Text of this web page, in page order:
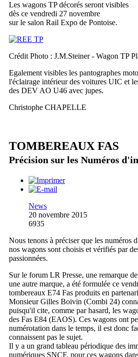
Les wagons TP décorés seront visibles
dès ce vendredi 27 novembre
sur le salon Rail Expo de Pontoise.
Crédit Photo : J.M.Steiner - Wagon TP
Egalement visibles les pantographes
l'éclairage intérieur des voitures UIC et
des DEV AO U46 avec jupes.
Christophe CHAPELLE
TOMBEREAUX FAS
Précision sur les Numéros
News
20 novembre 2015
6935
Nous tenons à préciser que les numéros
nos wagons sont choisis et vérifiés par
passionnées.
Sur le forum LR Presse, une remarque
une autre marque, a été formulée ce
tombereaux E74 Fas produits en
Monsieur Gilles Boivin (Combi 24)
puisqu'il cite, comme par hasard, les
des Fas E84 (EAOS). Ces wagons ont
numérotation dans le temps, il est donc
connaissent pas le sujet.
Il y a un grand tableau périodique des
numériques SNCF, pour ces wagons